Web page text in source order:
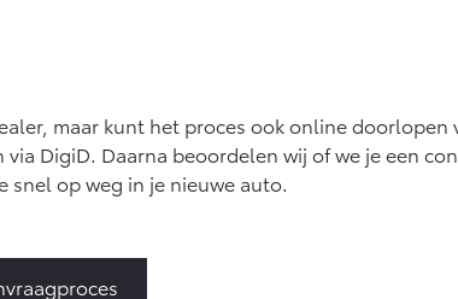
maar kunt het proces ook online doorlopen
DigiD. Daarna beoordelen wij of we je een
snel op weg in je nieuwe auto.